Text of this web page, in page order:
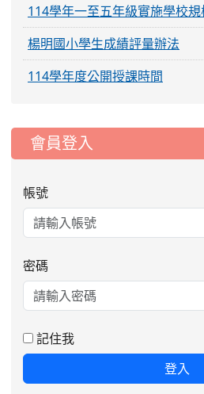
114學年一至五年級實施學校
楊明國小學生成績評量辦法
114學年度公開授課時間
::: 會員登入
帳號
密碼
記住我
登入
2026-08-06
楊梅區代表選手服裝領取通知
2026-08-05
重要
115學
師甄選簡章
115學
態編班結果公告